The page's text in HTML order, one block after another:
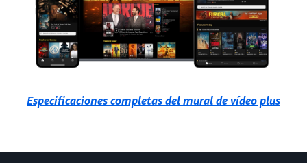
Especificaciones completas del mural de vídeo plus